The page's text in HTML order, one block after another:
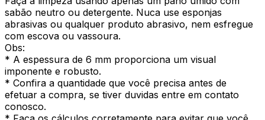
sabão neutro ou detergente. Nuca use esponjas
abrasivas ou qualquer produto abrasivo, nem esfregue
com escova ou vassoura.
Obs:
* A espessura de 6 mm proporciona um visual
imponente e robusto.
* Confira a quantidade que você precisa antes de
efetuar a compra, se tiver duvidas entre em contato
conosco.